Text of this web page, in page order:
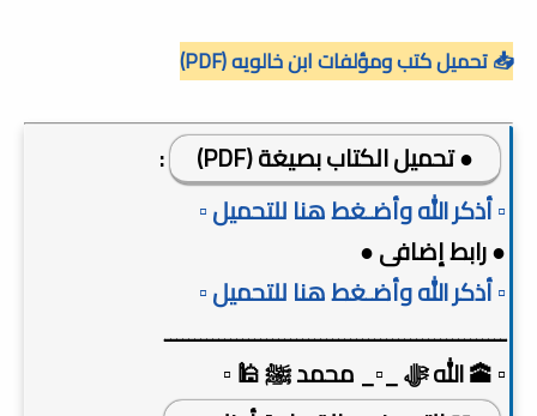
📥 تحميل كتب ومؤلفات ابن خالويه (PDF)
● تحميل الكتاب بصيغة (PDF)
:
▫️ أذكر الله وأضـغط هنا للتحميل ▫️
● رابط إضافى ●
▫️ أذكر الله وأضـغط هنا للتحميل ▫️
ـــــــــــــــــــــــــــــــــــــــــــــــــــــــــ
▫️ 🕋 الله ﷻ _▫️_ محمد ﷺ 🕌 ▫️